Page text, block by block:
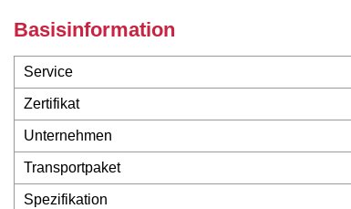
Basisinformation
Service
Zertifikat
Unternehmen
Transportpaket
Spezifikation